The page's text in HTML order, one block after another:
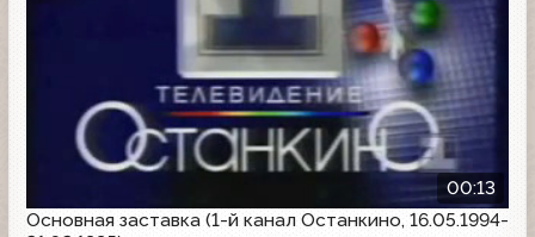
00:13
Основная заставка (1-й канал Останкино, 16.05.1994-